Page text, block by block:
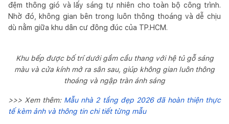
đệm thông gió và lấy sáng tự nhiên cho toàn bộ công trình.
Nhờ đó, không gian bên trong luôn thông thoáng và dễ chịu
dù nằm giữa khu dân cư đông đúc của TP.HCM.
Khu bếp được bố trí dưới gầm cầu thang với hệ tủ gỗ sáng
màu và cửa kính mở ra sân sau, giúp không gian luôn thông
thoáng và ngập tràn ánh sáng
>>> Xem thêm: Mẫu nhà 2 tầng đẹp 2026 đã hoàn thiện thực
tế kèm ảnh và thông tin chi tiết từng mẫu